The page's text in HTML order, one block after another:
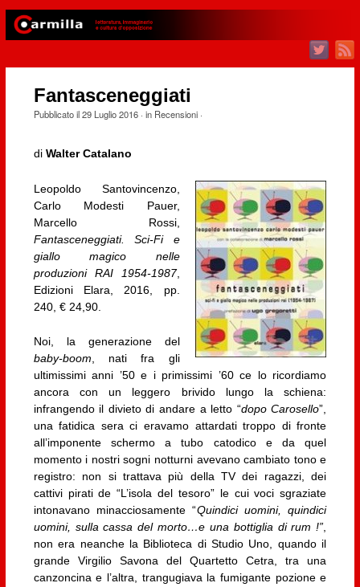
Fantasceneggiati
Pubblicato il29 Luglio 2016· in Recensioni·
di Walter Catalano
Leopoldo Santovincenzo,
Carlo Modesti Pauer,
Marcello Rossi,
Fantasceneggiati. Sci-Fi e
giallo magico nelle
produzioni RAI 1954-1987,
Edizioni Elara, 2016, pp.
240, € 24,90.
Noi, la generazione del
baby-boom , nati fra gli
ultimissimi anni ’50 e i primissimi ’60 ce lo ricordiamo
ancora con un leggero brivido lungo la schiena:
infrangendo il divieto di andare a letto “dopo Carosello”,
una fatidica sera ci eravamo attardati troppo di fronte
all’imponente schermo a tubo catodico e da quel
momento i nostri sogni notturni avevano cambiato tono e
registro: non si trattava più della TV dei ragazzi, dei
cattivi pirati de “L’isola del tesoro” le cui voci sgraziate
intonavano minacciosamente “Quindici uomini, quindici
uomini, sulla cassa del morto…e una bottiglia di rum !”
non era neanche la Biblioteca di Studio Uno, quando il
grande Virgilio Savona del Quartetto Cetra, tra una
canzoncina e l’altra, trangugiava la fumigante pozione e